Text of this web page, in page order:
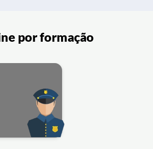
por formação